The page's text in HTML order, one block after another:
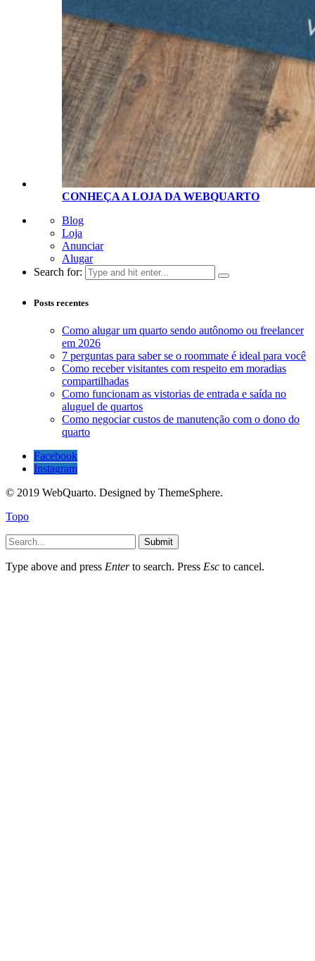
CONHEÇA A LOJA DAWEBQUARTO
Blog
Loja
Anunciar
Alugar
Search for:
Posts recentes
Como alugar um quarto sendo autônomo ou freelancer
em 2026
7 perguntas para saber se o roommate é ideal para você
Como receber visitantes com respeito em moradias
compartilhadas
Como funcionam as vistorias de entrada e saída no
aluguel de quartos
Como negociar custos de manutenção com o dono do
quarto
Facebook
Instagram
© 2019 WebQuarto. Designed by ThemeSphere.
Topo
Submit
Type above and press Enterto search. Press Esc to cancel.